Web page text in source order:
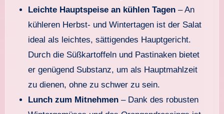
Leichte Hauptspeise an kühlen Tagen – An
kühleren Herbst- und Wintertagen ist der Salat
ideal als leichtes, sättigendes Hauptgericht.
Durch die Süßkartoffeln und Pastinaken bietet
er genügend Substanz, um als Hauptmahlzeit
zu dienen, ohne zu schwer zu sein.
Lunch zum Mitnehmen – Dank des robusten